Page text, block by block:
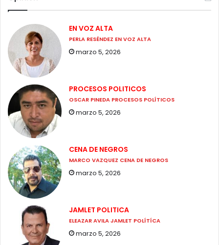
EN VOZ ALTA
PERLA RESÉNDEZ EN VOZ ALTA
marzo 5, 2026
PROCESOS POLITICOS
OSCAR PINEDA PROCESOS POLÍTICOS
marzo 5, 2026
CENA DE NEGROS
MARCO VAZQUEZ CENA DE NEGROS
marzo 5, 2026
JAMLET POLITICA
ELEAZAR AVILA JAMLET POLÍTÍCA
marzo 5, 2026